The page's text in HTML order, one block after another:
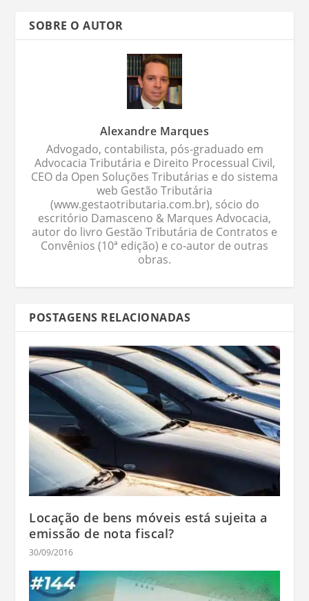
SOBRE O AUTOR
Alexandre Marques
Advogado, contabilista, pós-graduado em
Advocacia Tributária e Direito Processual Civil,
CEO da Open Soluções Tributárias e do sistema
web Gestão Tributária
(www.gestaotributaria.com.br), sócio do
escritório Damasceno & Marques Advocacia,
autor do livro Gestão Tributária de Contratos e
Convênios (10ª edição) e co-autor de outras
obras.
POSTAGENS RELACIONADAS
Locação de bens móveis está sujeita a
emissão de nota fiscal?
30/09/2016